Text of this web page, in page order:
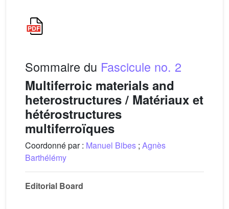
Sommaire du Fascicule no. 2
Multiferroic materials and
heterostructures / Matériaux et
hétérostructures
multiferroïques
Coordonné par : Manuel Bibes ; Agnès
Barthélémy
Editorial Board